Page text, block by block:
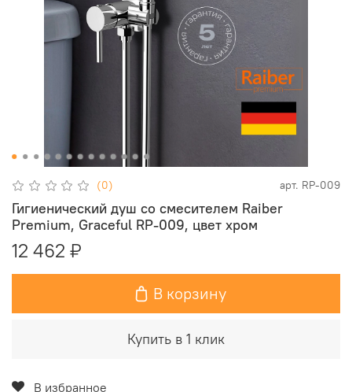
(0) арт. RP-009
Гигиенический душ со смесителем Raiber
Premium, Graceful RP-009, цвет хром
12 462 ₽
В корзину
Купить в 1 клик
В избранное